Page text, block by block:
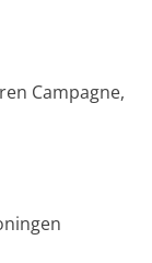
Campagne,